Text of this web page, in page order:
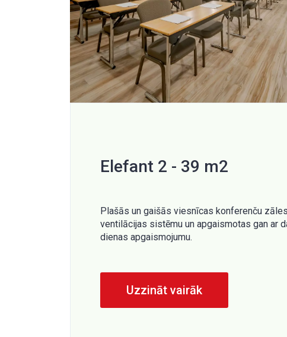
Elefant 2 - 39 m2
Plašās un gaišās viesnīcas konferenču
ventilācijas sistēmu un apgaismotas gan ar
dienas apgaismojumu.
Uzzināt vairāk